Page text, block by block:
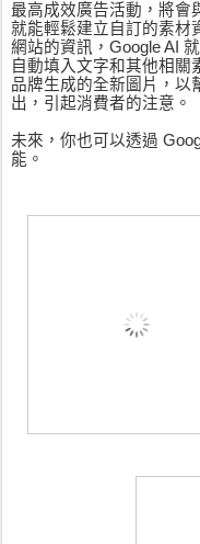
最高成效廣告活動，將會
就能輕鬆建立自訂的素材
網站的資訊，Google AI
自動填入文字和其他相關
品牌生成的全新圖片，以
出，引起消費者的注意。
未來，你也可以透過
能。